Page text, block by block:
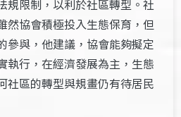
規限制，以利於社區轉型。社
然協會積極投入生態保育，但
參與，他建議，協會能夠擬定
執行，在經濟發展為主，生態
社區的轉型與規畫仍有待居民